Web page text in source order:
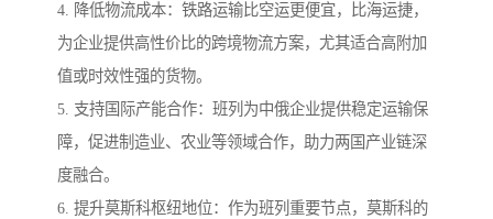
4. 降低物流成本：铁路运输比空运更便宜，比海运捷，
为企业提供高性价比的跨境物流方案，尤其适合高附加
值或时效性强的货物。
5. 支持国际产能合作：班列为中俄企业提供稳定运输保
障，促进制造业、农业等领域合作，助力两国产业链深
度融合。
6. 提升莫斯科枢纽地位：作为班列重要节点，莫斯科的